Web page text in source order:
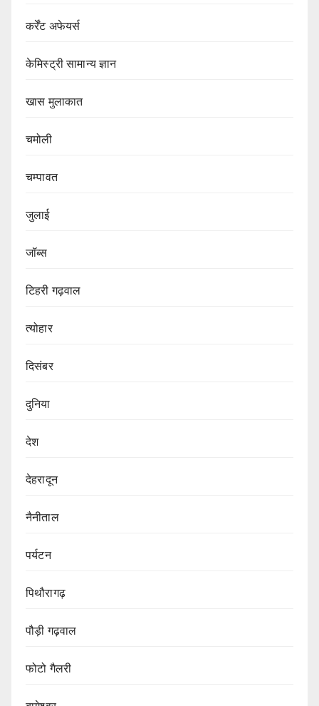
कर्रेंट अफेयर्स
केमिस्ट्री सामान्य ज्ञान
खास मुलाकात
चमोली
चम्पावत
जुलाई
जॉब्स
टिहरी गढ़वाल
त्योहार
दिसंबर
दुनिया
देश
देहरादून
नैनीताल
पर्यटन
पिथौरागढ़
पौड़ी गढ़वाल
फोटो गैलरी